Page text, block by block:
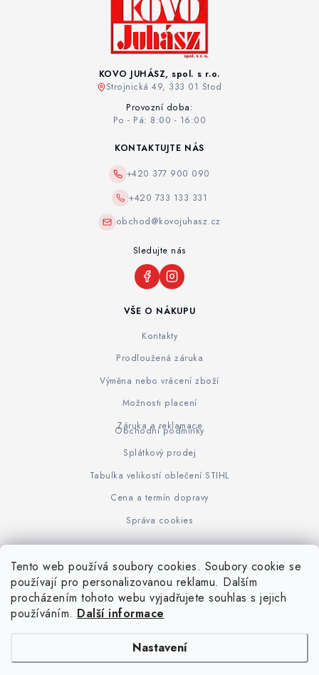
Tento web používá soubory cookies. Soubory cookie se
používají pro personalizovanou reklamu. Dalším
procházením tohoto webu vyjadřujete souhlas s jejich
používáním. Další informace
Nastavení
KOVO JUHÁSZ, spol. s r.o.
Strojnická 49, 333 01 Stod
Provozní doba:
Po - Pá: 8:00 - 16:00
VŠE O NÁKUPU
Kontakty
Prodloužená záruka
Výměna nebo vrácení zboží
Možnosti placení
Záruka a reklamace
Obchodní podmínky
Splátkový prodej
Tabulka velikostí oblečení STIHL
Cena a termín dopravy
Správa cookies
KONTAKTUJTE NÁS
+420 377 900 090
+420 733 133 331
obchod@kovojuhasz.cz
Sledujte nás
www.KOVOJUHASZ.cz Výrobce STIHL STIHL Timbersport